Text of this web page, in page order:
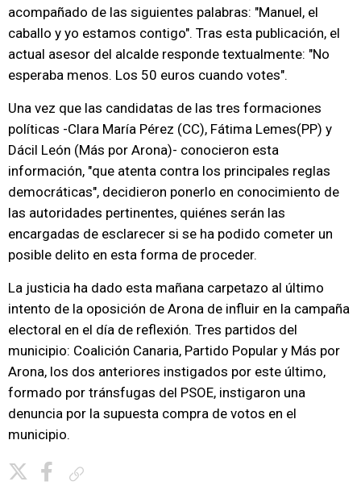
acompañado de las siguientes palabras: "Manuel, el
caballo y yo estamos contigo". Tras esta publicación, el
actual asesor del alcalde responde textualmente: "No
esperaba menos. Los 50 euros cuando votes".
Una vez que las candidatas de las tres formaciones
políticas -Clara María Pérez (CC), Fátima Lemes(PP) y
Dácil León (Más por Arona)- conocieron esta
información, "que atenta contra los principales reglas
democráticas", decidieron ponerlo en conocimiento de
las autoridades pertinentes, quiénes serán las
encargadas de esclarecer si se ha podido cometer un
posible delito en esta forma de proceder.
La justicia ha dado esta mañana carpetazo al último
intento de la oposición de Arona de influir en la campaña
electoral en el día de reflexión. Tres partidos del
municipio: Coalición Canaria, Partido Popular y Más por
Arona, los dos anteriores instigados por este último,
formado por tránsfugas del PSOE, instigaron una
denuncia por la supuesta compra de votos en el
municipio.